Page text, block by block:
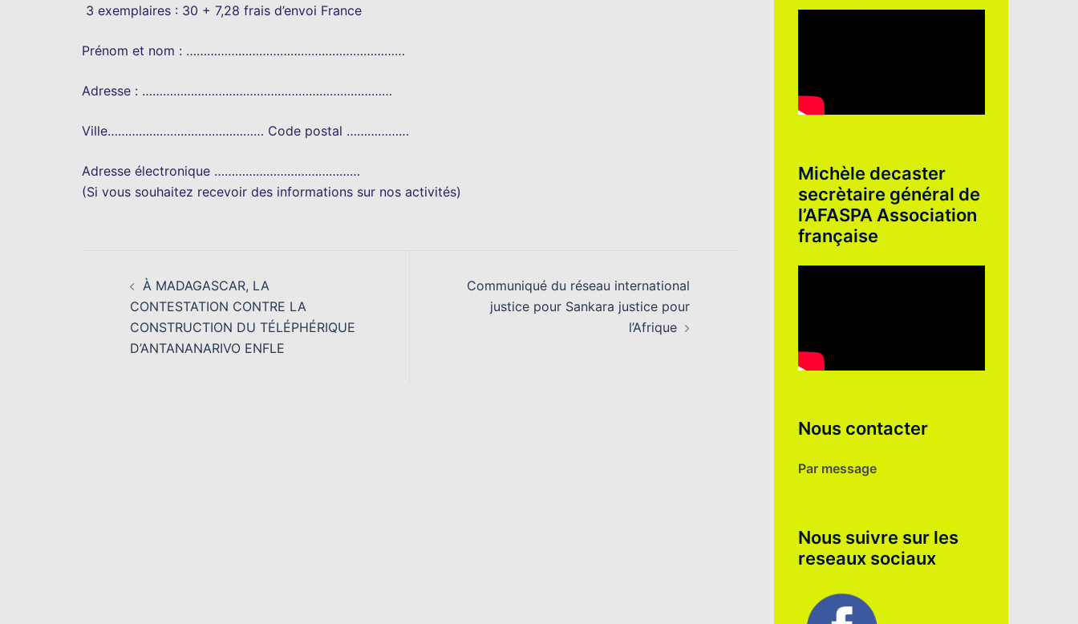
 3 exemplaires : 30 + 7,28 frais d’envoi France
Prénom et nom : ………………………………………………………
Adresse : ………………………………………………………………
Ville……………………………………… Code postal ………………
Adresse électronique ……………………………………
(Si vous souhaitez recevoir des informations sur nos activités)
Navigation
d’article
À MADAGASCAR, LA
CONTESTATION CONTRE LA
CONSTRUCTION DU TÉLÉPHÉRIQUE
D’ANTANANARIVO ENFLE
Communiqué du réseau international
justice pour Sankara justice pour
l’Afrique
Michèle decaster
secrètaire général de
l’AFASPA Association
française
Nous contacter
Par message
Nous suivre sur les
reseaux sociaux